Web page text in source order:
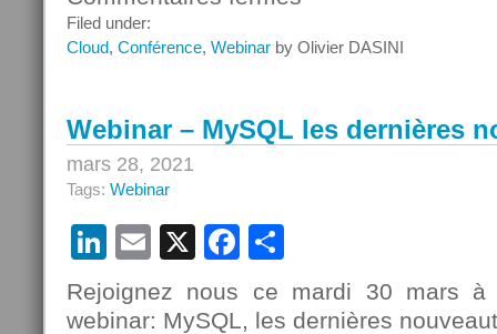
MySQL
retour!
Filed under:
Cloud, Conférence, Webinar by Olivier DASINI
Webinar – MySQL les dernières
mars 28, 2021
Tags: Webinar
LinkedIn
Email
X Facebook
Rejoignez nous ce mardi 30 mars à
webinar: MySQL, les dernières